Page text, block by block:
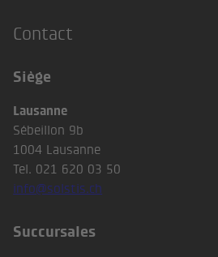
Contact
Siège
Lausanne
Sébeillon 9b
1004 Lausanne
Tel. 021 620 03 50
info@solstis.ch
Succursales